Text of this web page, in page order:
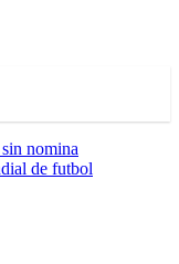
nomina
de futbol